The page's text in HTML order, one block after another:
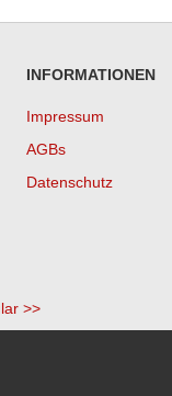
INFORMATIONEN
Impressum
AGBs
Datenschutz
>>